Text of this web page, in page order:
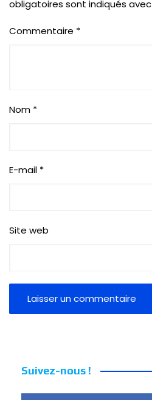
obligatoires sont indiqués avec
Commentaire *
Nom *
E-mail *
Site web
Suivez-nous !